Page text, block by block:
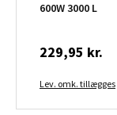
600W 3000 L
229,95 kr.
Lev. omk. tillægges